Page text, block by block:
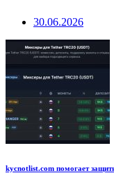
30.06.2026
kycnotlist.com помогает